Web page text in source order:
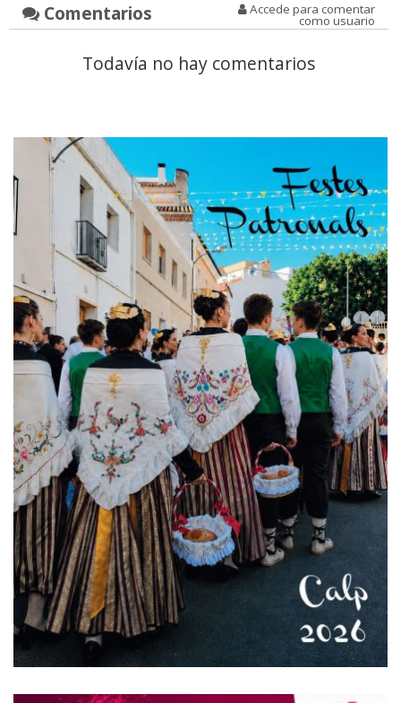
Comentarios Accede para comentar
como usuario
Todavía no hay comentarios